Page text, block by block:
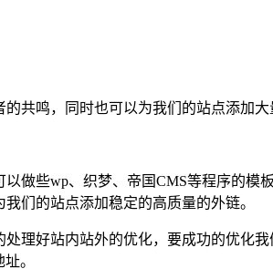
共鸣，同时也可以为我们的站点添加大
做些wp、织梦、帝国CMS等程序的模
们的站点添加稳定的高质量的外链。
理好站内站外的优化，要成功的优化
。